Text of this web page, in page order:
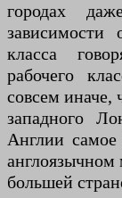
городах
зависимости
класса
рабочего
совсем иначе,
западного
Англии самое
англоязычном
большей